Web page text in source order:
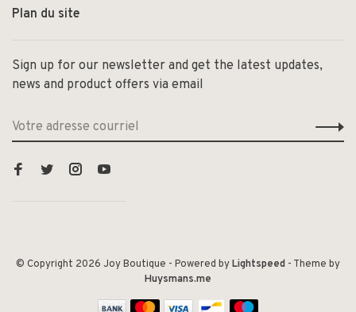
Plan du site
Sign up for our newsletter and get the latest updates,
news and product offers via email
© Copyright 2026 Joy Boutique - Powered byLightspeed - Theme by
Huysmans.me